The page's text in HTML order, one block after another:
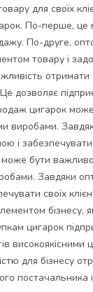
для своїх
По-перше,
По-друге,
товару і
отримати
дозволяє
цигарок може
виробами.
забезпечувати
бути
Завдяки
своїх
бізнесу,
цигарок
високоякісними
для бізнесу
постачальника